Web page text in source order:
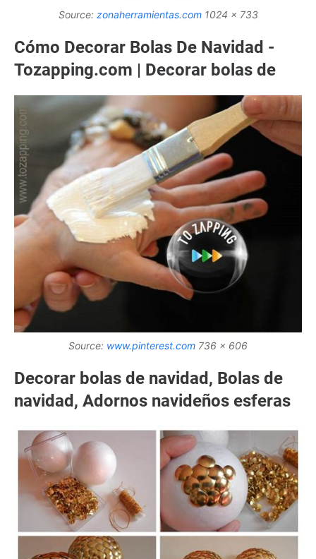
Source: zonaherramientas.com1024 x 733
Cómo Decorar Bolas De Navidad -
Tozapping.com | Decorar bolas de
Source: www.pinterest.com 736 x 606
Decorar bolas de navidad, Bolas de
navidad, Adornos navideños esferas